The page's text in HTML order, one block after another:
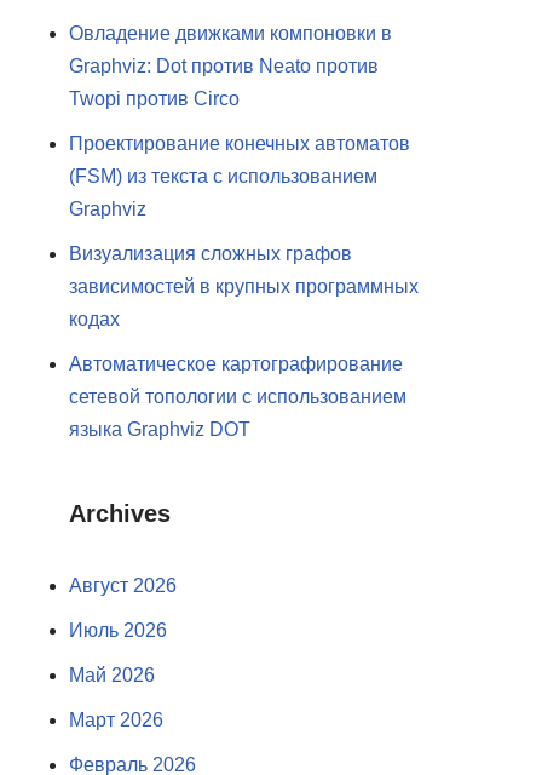
Овладение движками компоновки в
Graphviz: Dot против Neato против
Twopi против Circo
Проектирование конечных автоматов
(FSM) из текста с использованием
Graphviz
Визуализация сложных графов
зависимостей в крупных программных
кодах
Автоматическое картографирование
сетевой топологии с использованием
языка Graphviz DOT
Archives
Август 2026
Июль 2026
Май 2026
Март 2026
Февраль 2026